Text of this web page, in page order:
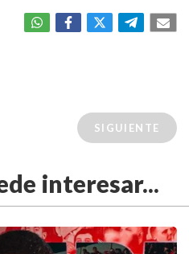
SIGUIENTE
interesar...